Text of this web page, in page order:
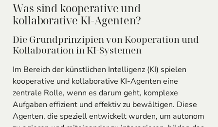
Was sind kooperative und
kollaborative KI-Agenten?
Die Grundprinzipien von Kooperation und
Kollaboration in KI-Systemen
Im Bereich der künstlichen Intelligenz (KI) spielen
kooperative und kollaborative KI-Agenten eine
zentrale Rolle, wenn es darum geht, komplexe
Aufgaben effizient und effektiv zu bewältigen. Diese
Agenten, die speziell entwickelt wurden, um autonom